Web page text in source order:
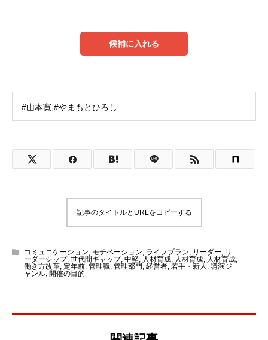
候補に入れる
#山本寛,#やまもとひろし
記事のタイトルとURLをコピーする
コミュニケーション, モチベーション, ライフプラン, リーダー, リ
ーダーシップ, 世代間ギャップ, 中堅, 人材育成, 人材育成, 人材育成,
働き方改革, 定年前, 管理職, 管理部門 , 経営者, 若手・新人 , 講演ジ
ャンル, 開催の目的